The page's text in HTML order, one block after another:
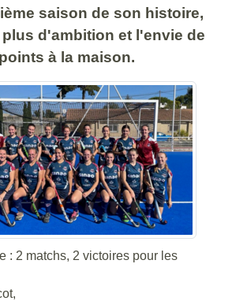
saison de son histoire,
d'ambition et l'envie de
à la maison.
: 2 matchs, 2 victoires pour les